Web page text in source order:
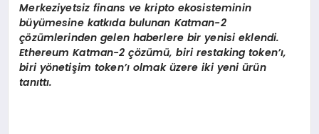
Merkeziyetsiz finans ve kripto ekosisteminin
büyümesine katkıda bulunan Katman-2
çözümlerinden gelen haberlere bir yenisi eklendi.
Ethereum Katman-2çözümü, birirestaking token’ı,
biriyönetişim token’ı olmak üzere iki yeni ürün
tanıttı.